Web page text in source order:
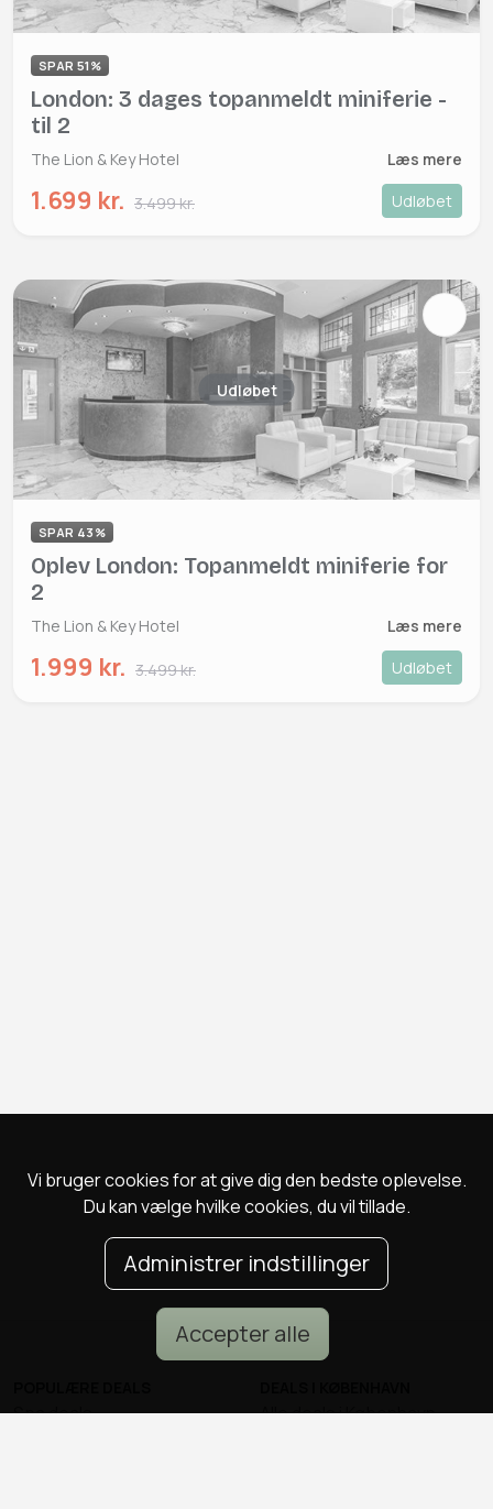
Vi bruger cookies for at give dig den bedste oplevelse.
Du kan vælge hvilke cookies, du vil tillade.
Administrer indstillinger
Accepter alle
SPAR 51%
London: 3 dages topanmeldt miniferie -
til 2
The Lion & Key Hotel Læs mere
1.699 kr. 3.499 kr. Udløbet
Udløbet
SPAR 43%
Oplev London: Topanmeldt miniferie for
2
The Lion & Key Hotel Læs mere
1.999 kr. 3.499 kr. Udløbet
Spa deals
Alle deals i København